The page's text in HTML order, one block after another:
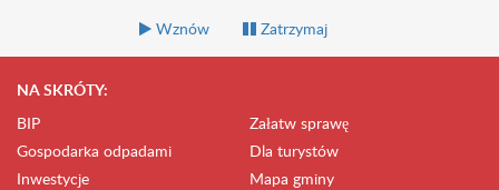
Wznów
Zatrzymaj
NA SKRÓTY:
BIP
Załatw sprawę
Gospodarka odpadami
Dla turystów
Inwestycje
Mapa gminy